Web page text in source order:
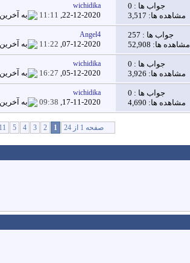
جواب ها : 0
مشاهده ها: 3,517
wichidika
22-12-2020,
11:11
جواب ها : 257
مشاهده ها: 52,908
Angel4
07-12-2020,
11:22
جواب ها : 0
مشاهده ها: 3,926
wichidika
05-12-2020,
16:27
جواب ها : 0
مشاهده ها: 4,690
wichidika
17-11-2020,
09:38
صفحه 1 از 24 1
2
3
4
5
11